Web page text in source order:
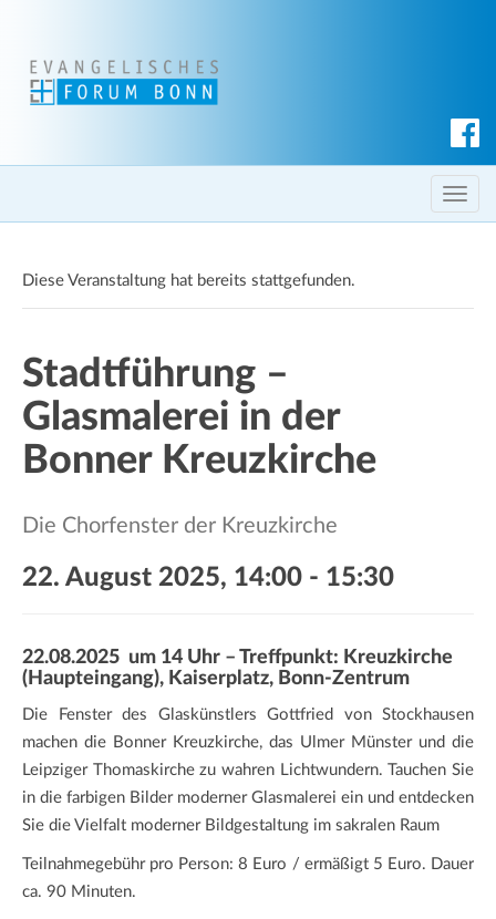
c
h T
o
l
Diese Veranstaltung hat bereits stattgefunden.
Stadtführung –
Glasmalerei in der
Bonner Kreuzkirche
Die Chorfenster der Kreuzkirche
22. August 2025, 14:00 - 15:30
22.08.2025 um 14 Uhr – Treffpunkt: Kreuzkirche
(Haupteingang), Kaiserplatz, Bonn-Zentrum
Die Fenster des Glaskünstlers Gottfried von Stockhausen
machen die Bonner Kreuzkirche, das Ulmer Münster und die
Leipziger Thomaskirche zu wahren Lichtwundern. Tauchen Sie
in die farbigen Bilder moderner Glasmalerei ein und entdecken
Sie die Vielfalt moderner Bildgestaltung im sakralen Raum
Teilnahmegebühr pro Person: 8 Euro / ermäßigt 5 Euro. Dauer
ca. 90 Minuten.